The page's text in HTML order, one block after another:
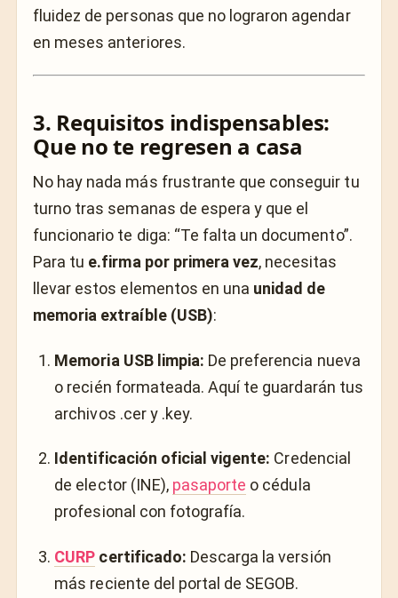
fluidez de personas que no lograron agendar
en meses anteriores.
3. Requisitos indispensables:
Que no te regresen a casa
No hay nada más frustrante que conseguir tu
turno tras semanas de espera y que el
funcionario te diga: “Te falta un documento”.
Para tu e.firma por primera vez, necesitas
llevar estos elementos en una unidad de
memoria extraíble (USB):
Memoria USB limpia: De preferencia nueva
o recién formateada. Aquí te guardarán tus
archivos .cery .key.
Identificación oficial vigente: Credencial
de elector (INE), pasaporte o cédula
profesional con fotografía.
CURP certificado: Descarga la versión
más reciente del portal de SEGOB.